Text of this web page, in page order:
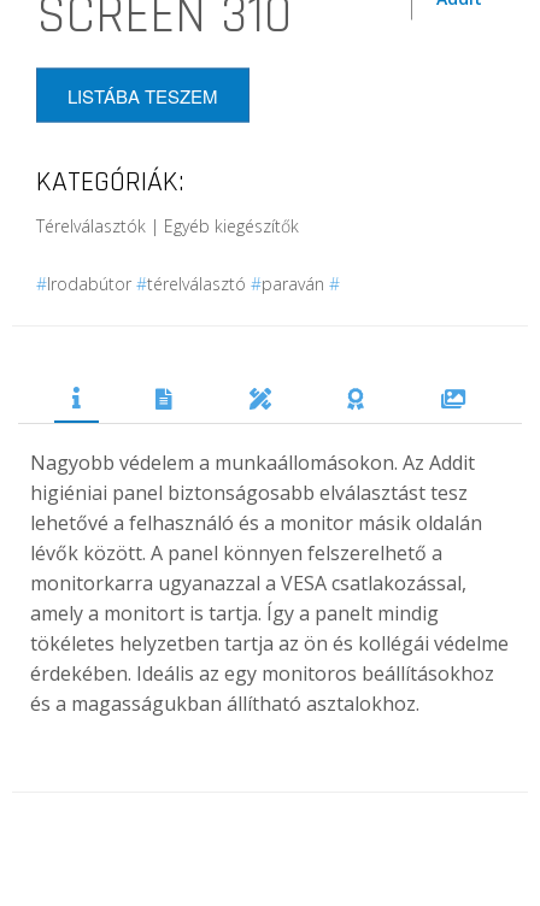
SCREEN 310
LISTÁBA TESZEM
KATEGÓRIÁK:
Térelválasztók | Egyéb kiegészítők
#Irodabútor #térelválasztó #paraván #
Nagyobb védelem a munkaállomásokon. Az Addit
higiéniai panel biztonságosabb elválasztást tesz
lehetővé a felhasználó és a monitor másik oldalán
lévők között. A panel könnyen felszerelhető a
monitorkarra ugyanazzal a VESA csatlakozással,
amely a monitort is tartja. Így a panelt mindig
tökéletes helyzetben tartja az ön és kollégái védelme
érdekében. Ideális az egy monitoros beállításokhoz
és a magasságukban állítható asztalokhoz.